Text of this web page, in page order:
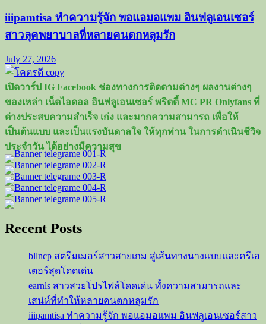
iiipamtisa ทำความรู้จัก พอแอมอแพม อินฟลูเอนเซอร์
สาวลุคพยาบาลที่หลายคนตกหลุมรัก
July 27, 2026
เปิดวาร์ป IG Facebook ช่องทางการติดตามต่างๆ ผลงานต่างๆ
ของเหล่า เน็ตไอดอล อินฟลูเอนเซอร์ พริตตี้ MC PR Onlyfans ที่
ต่างประสบความสำเร็จ เก่ง และมากความสามารถ เพื่อให้
เป็นต้นแบบ และเป็นแรงบันดาลใจ ให้ทุกท่าน ในการดำเนินชีวิจ
ประจำวัน ได้อย่างมีความสุข
Recent Posts
bllncp สตรีมเมอร์สาวสายเกม สู่เส้นทางนางแบบและครีเอ
เตอร์สุดโดดเด่น
earnls สาวสวยโปรไฟล์โดดเด่น ทั้งความสามารถและ
เสน่ห์ที่ทำให้หลายคนตกหลุมรัก
iiipamtisa ทำความรู้จัก พอแอมอแพม อินฟลูเอนเซอร์สาว